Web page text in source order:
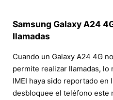
Samsung Galaxy A24
llamadas
Cuando un Galaxy A24 4G
permite realizar llamadas, lo
IMEI haya sido reportado en
desbloquee el teléfono este